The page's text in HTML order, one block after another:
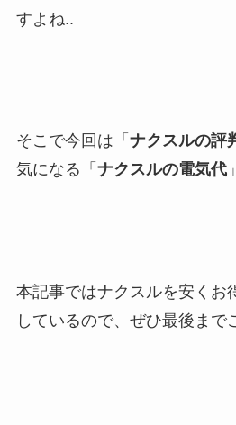
すよね..
そこで今回は「 ナクスルの評
気になる「 ナクスルの電気代
本記事ではナクスルを安くお
しているので、ぜひ最後まで